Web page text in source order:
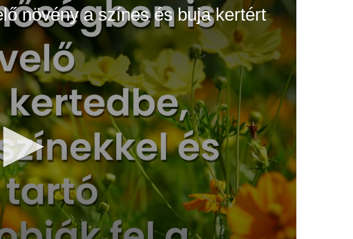
növény a színes és buja kertért